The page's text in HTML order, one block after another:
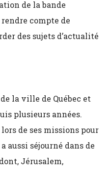
de la bande
compte de
des sujets d’actualité
la ville de Québec et
plusieurs années.
de ses missions pour
aussi séjourné dans de
Jérusalem,